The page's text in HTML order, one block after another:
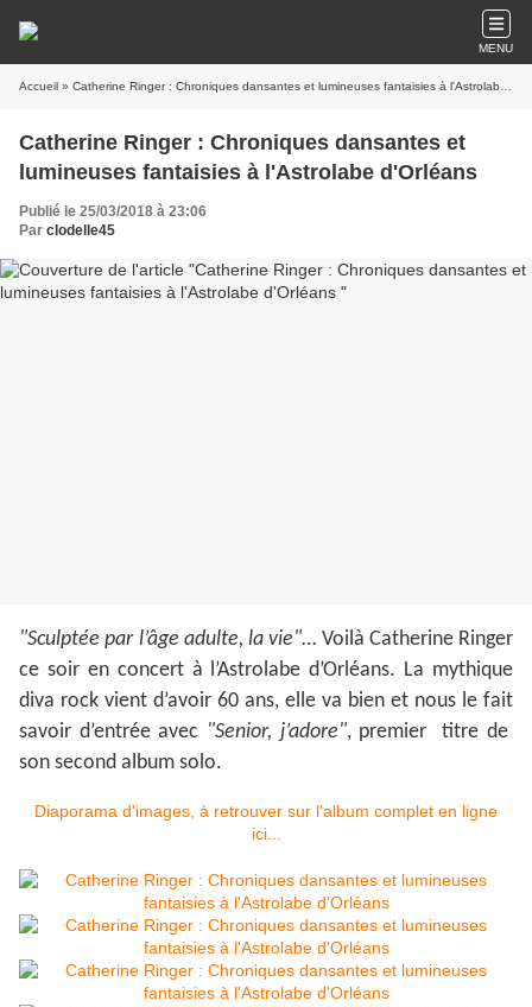
MENU
Accueil » Catherine Ringer : Chroniques dansantes et lumineuses fantaisies à l'Astrolabe d'Orléans
Catherine Ringer : Chroniques dansantes et
lumineuses fantaisies à l'Astrolabe d'Orléans
Publié le 25/03/2018 à 23:06
Par clodelle45
"Sculptée par l’âge adulte, la vie"… Voilà Catherine Ringer
ce soir en concert à l’Astrolabe d’Orléans. La mythique
diva rock vient d’avoir 60 ans, elle va bien et nous le fait
savoir d’entrée avec "Senior, j’adore", premier titre de
son second album solo.
Diaporama d'images, à retrouver sur l'album complet en ligne
ici...